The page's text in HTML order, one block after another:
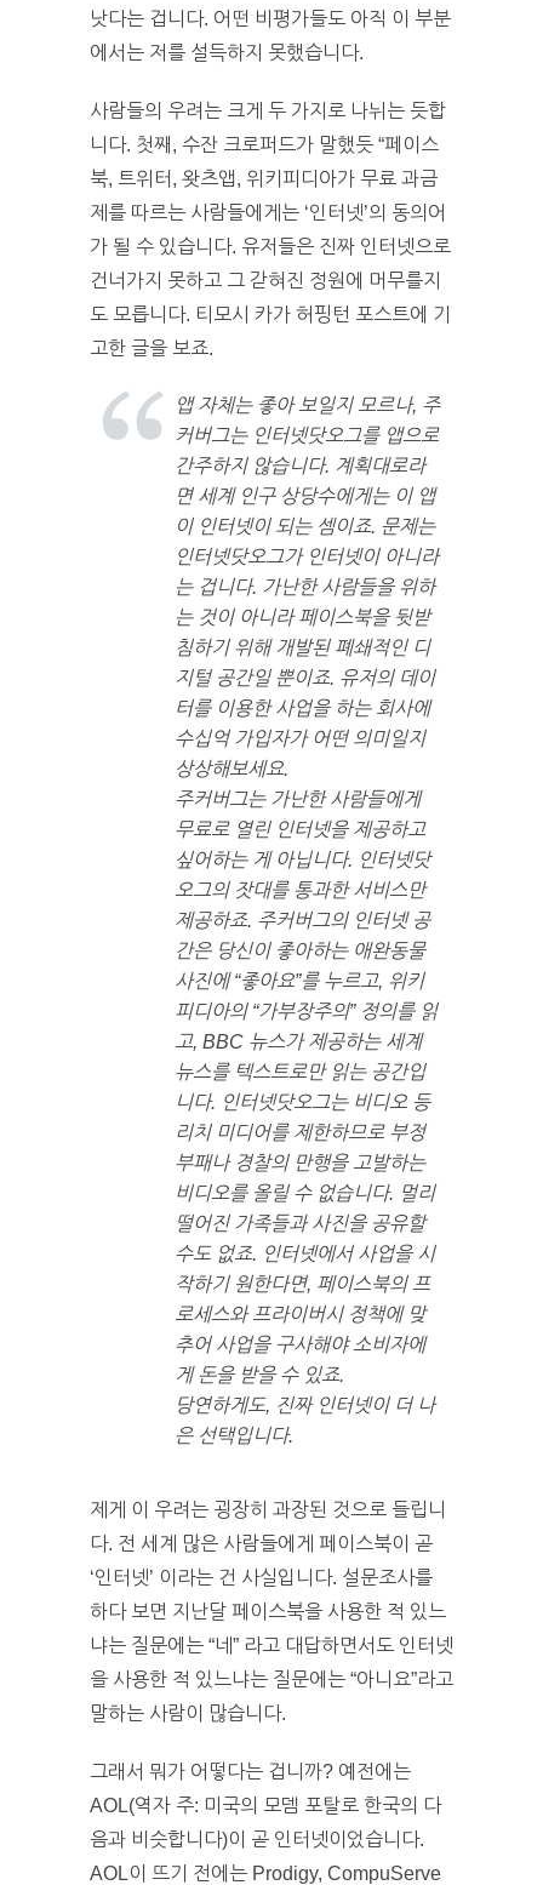
낫다는 겁니다. 어떤 비평가들도 아직 이 부분
에서는 저를 설득하지 못했습니다.
사람들의 우려는 크게 두 가지로 나뉘는 듯합
니다. 첫째, 수잔 크로퍼드가 말했듯 “페이스
북, 트위터, 왓츠앱, 위키피디아가 무료 과금
제를 따르는 사람들에게는 ‘인터넷’의 동의어
가 될 수 있습니다. 유저들은 진짜 인터넷으로
건너가지 못하고 그 갇혀진 정원에 머무를지
도 모릅니다. 티모시 카가 허핑턴 포스트에 기
고한 글을 보죠.
앱 자체는 좋아 보일지 모르나, 주
커버그는 인터넷닷오그를 앱으로
간주하지 않습니다. 계획대로라
면 세계 인구 상당수에게는 이 앱
이 인터넷이 되는 셈이죠. 문제는
인터넷닷오그가 인터넷이 아니라
는 겁니다. 가난한 사람들을 위하
는 것이 아니라 페이스북을 뒷받
침하기 위해 개발된 폐쇄적인 디
지털 공간일 뿐이죠. 유저의 데이
터를 이용한 사업을 하는 회사에
수십억 가입자가 어떤 의미일지
상상해보세요.
주커버그는 가난한 사람들에게
무료로 열린 인터넷을 제공하고
싶어하는 게 아닙니다. 인터넷닷
오그의 잣대를 통과한 서비스만
제공하죠. 주커버그의 인터넷 공
간은 당신이 좋아하는 애완동물
사진에 “좋아요”를 누르고, 위키
피디아의 “가부장주의” 정의를 읽
고, BBC 뉴스가 제공하는 세계
뉴스를 텍스트로만 읽는 공간입
니다. 인터넷닷오그는 비디오 등
리치 미디어를 제한하므로 부정
부패나 경찰의 만행을 고발하는
비디오를 올릴 수 없습니다. 멀리
떨어진 가족들과 사진을 공유할
수도 없죠. 인터넷에서 사업을 시
작하기 원한다면, 페이스북의 프
로세스와 프라이버시 정책에 맞
추어 사업을 구사해야 소비자에
게 돈을 받을 수 있죠.
당연하게도, 진짜 인터넷이 더 나
은 선택입니다.
제게 이 우려는 굉장히 과장된 것으로 들립니
다. 전 세계 많은 사람들에게 페이스북이 곧
‘인터넷’ 이라는 건 사실입니다. 설문조사를
하다 보면 지난달 페이스북을 사용한 적 있느
냐는 질문에는 “네” 라고 대답하면서도 인터넷
을 사용한 적 있느냐는 질문에는 “아니요”라고
말하는 사람이 많습니다.
그래서 뭐가 어떻다는 겁니까? 예전에는
AOL(역자 주: 미국의 모뎀 포탈로 한국의 다
음과 비슷합니다)이 곧 인터넷이었습니다.
AOL이 뜨기 전에는 Prodigy, CompuServe